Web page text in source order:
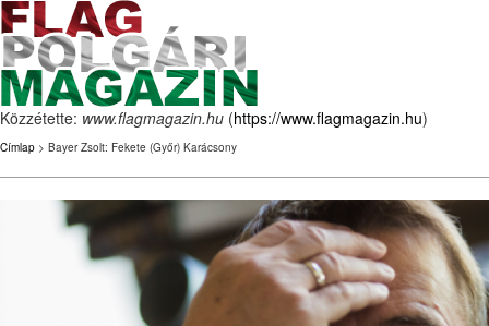
Közzétette: www.flagmagazin.hu (https://www.flagmagazin.hu)
Címlap > Bayer Zsolt: Fekete (Győr) Karácsony